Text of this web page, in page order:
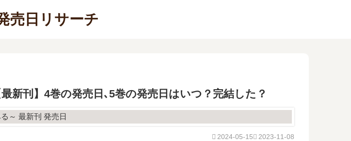
売日リサーチ
刊】4巻の発売日､5巻の発売日はいつ？完結した？
2023-11-08
2024-05-15